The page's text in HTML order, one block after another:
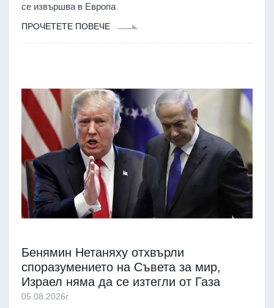
се извършва в Европа
ПРОЧЕТЕТЕ ПОВЕЧЕ
Бенямин Нетаняху отхвърли
споразумението на Съвета за мир,
Израел няма да се изтегли от Газа
05.08.2026г.